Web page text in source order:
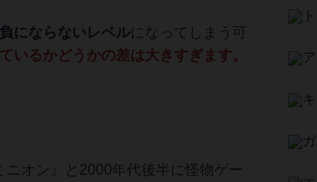
にならないレベルになってしまう可
いるかどうかの差は大きすぎます。
オン』と2000年代後半に怪物ゲー